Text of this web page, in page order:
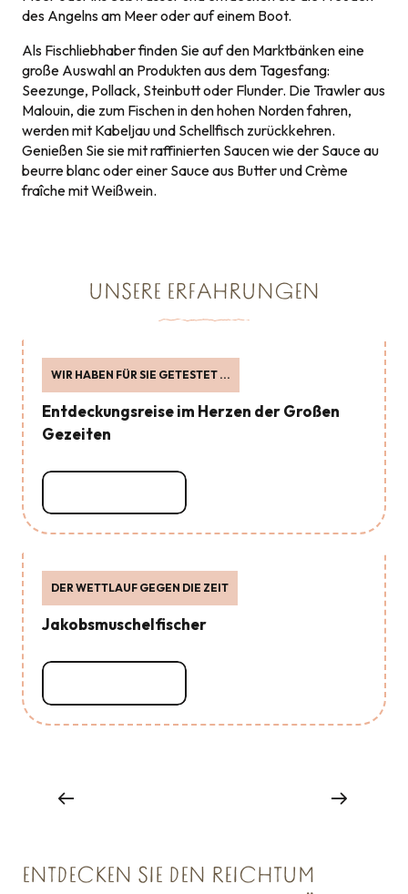
des Angelns am Meer oder auf einem Boot.
Als Fischliebhaber finden Sie auf den Marktbänken eine
große Auswahl an Produkten aus dem Tagesfang:
Seezunge, Pollack, Steinbutt oder Flunder. Die Trawler aus
Malouin, die zum Fischen in den hohen Norden fahren,
werden mit Kabeljau und Schellfisch zurückkehren.
Genießen Sie sie mit raffinierten Saucen wie der Sauce au
beurre blanc oder einer Sauce aus Butter und Crème
fraîche mit Weißwein.
UNSERE ERFAHRUNGEN
WIR HABEN FÜR SIE GETESTET ...
Entdeckungsreise im Herzen der Großen
Gezeiten
DER WETTLAUF GEGEN DIE ZEIT
Jakobsmuschelfischer
Nautische Erlebnisse
ENTDECKEN SIE DEN REICHTUM